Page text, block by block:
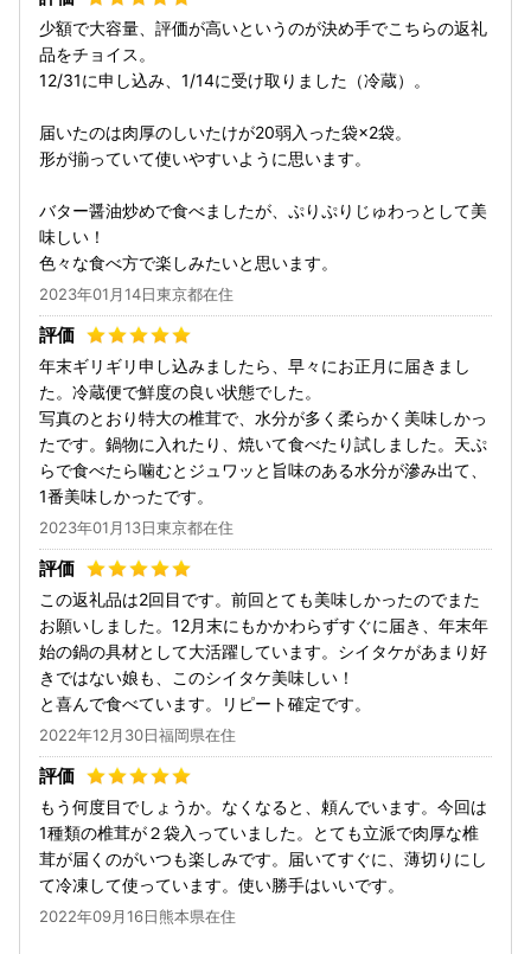
少額で大容量、評価が高いというのが決め手でこちらの返礼
品をチョイス。
12/31に申し込み、1/14に受け取りました（冷蔵）。
届いたのは肉厚のしいたけが20弱入った袋×2袋。
形が揃っていて使いやすいように思います。
バター醤油炒めで食べましたが、ぷりぷりじゅわっとして美
味しい！
色々な食べ方で楽しみたいと思います。
2023年01月14日東京都在住
年末ギリギリ申し込みましたら、早々にお正月に届きまし
た。冷蔵便で鮮度の良い状態でした。
写真のとおり特大の椎茸で、水分が多く柔らかく美味しかっ
たです。鍋物に入れたり、焼いて食べたり試しました。天ぷ
らで食べたら噛むとジュワッと旨味のある水分が滲み出て、
1番美味しかったです。
2023年01月13日東京都在住
この返礼品は2回目です。前回とても美味しかったのでまた
お願いしました。12月末にもかかわらずすぐに届き、年末年
始の鍋の具材として大活躍しています。シイタケがあまり好
きではない娘も、このシイタケ美味しい！
と喜んで食べています。リピート確定です。
2022年12月30日福岡県在住
もう何度目でしょうか。なくなると、頼んでいます。今回は
1種類の椎茸が２袋入っていました。とても立派で肉厚な椎
茸が届くのがいつも楽しみです。届いてすぐに、薄切りにし
て冷凍して使っています。使い勝手はいいです。
2022年09月16日熊本県在住